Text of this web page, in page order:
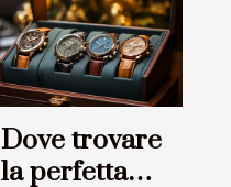
Dove trovare
la perfetta